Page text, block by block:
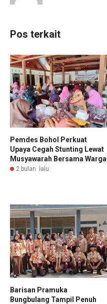
Pos terkait
Pemdes Bohol Perkuat
Upaya Cegah Stunting Lewat
Musyawarah Bersama Warga
2 bulan lalu
Barisan Pramuka
Bungbulang Tampil Penuh